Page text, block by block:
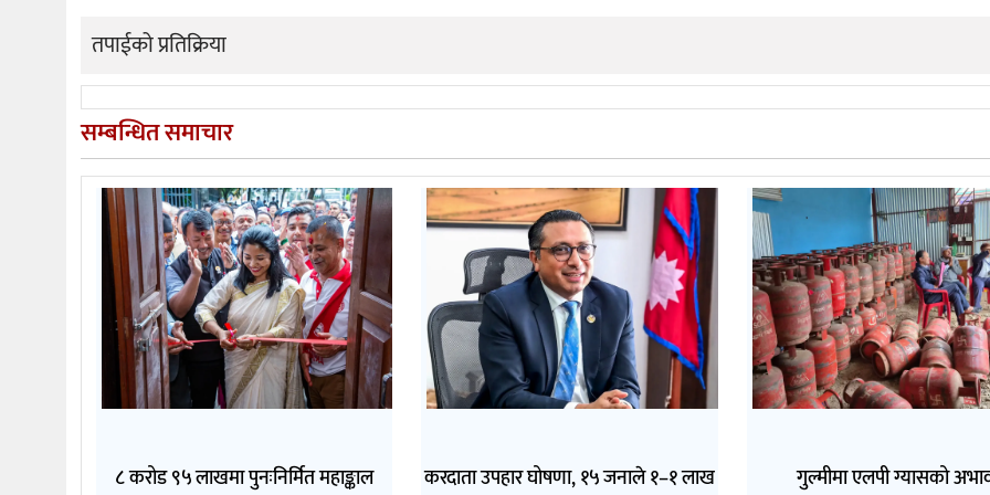
तपाईको प्रतिक्रिया
सम्बन्धित समाचार
८ करोड ९५ लाखमा पुनःनिर्मित महाङ्काल
करदाता उपहार घोषणा, १५ जनाले १–१ लाख
गुल्मीमा एलपी ग्यासको